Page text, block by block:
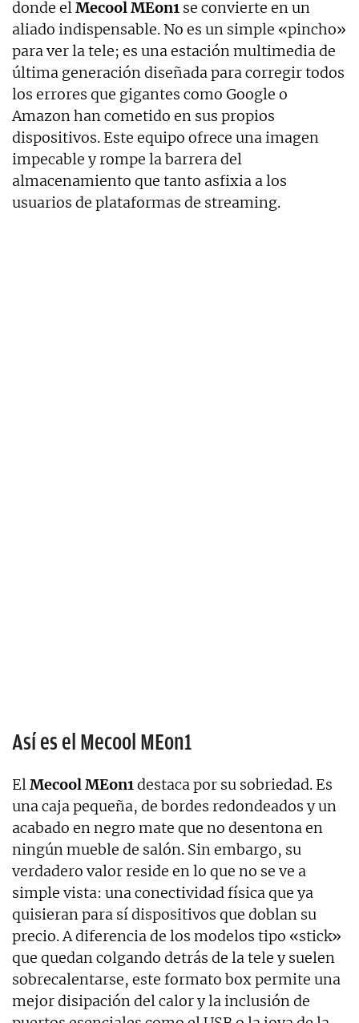
donde elMecool MEon1 se convierte en un
aliado indispensable. No es un simple «pincho»
para ver la tele; es una estación multimedia de
última generación diseñada para corregir todos
los errores que gigantes como Google o
Amazon han cometido en sus propios
dispositivos. Este equipo ofrece una imagen
impecable y rompe la barrera del
almacenamiento que tanto asfixia a los
usuarios de plataformas de streaming.
Así es el Mecool MEon1
ElMecool MEon1destaca por su sobriedad. Es
una caja pequeña, de bordes redondeados y un
acabado en negro mate que no desentona en
ningún mueble de salón. Sin embargo, su
verdadero valor reside en lo que no se ve a
simple vista: una conectividad física que ya
quisieran para sí dispositivos que doblan su
precio. A diferencia de los modelos tipo «stick»
que quedan colgando detrás de la tele y suelen
sobrecalentarse, este formato box permite una
mejor disipación del calor y la inclusión de